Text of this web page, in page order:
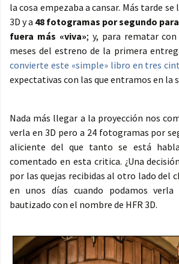
la cosa empezaba a cansar. Más tarde
3D y a 48 fotogramas por segundo
fuera más «viva»; y, para rematar
meses del estreno de la primera
convierte este «simple» libro en tres
expectativas con las que entramos en la
Nada más llegar a la proyección nos
verla en 3D pero a 24 fotogramas por
aliciente del que tanto se está
comentado en esta critica. ¿Una
por las quejas recibidas al otro lado del
en unos días cuando podamos
bautizado con el nombre de HFR 3D.